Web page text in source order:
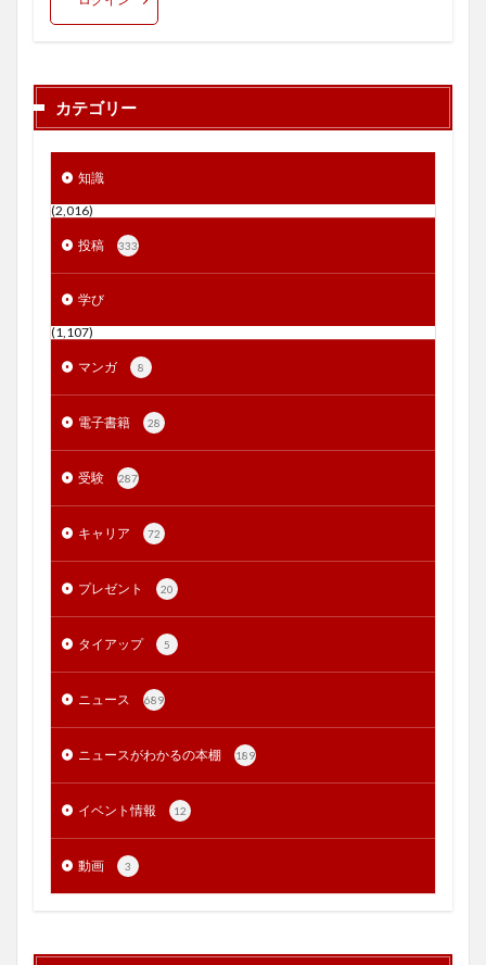
カテゴリー
知識
(2,016)
投稿 333
学び
(1,107)
マンガ 8
電子書籍 28
受験 287
キャリア 72
プレゼント 20
タイアップ 5
ニュース 689
ニュースがわかるの本棚 189
イベント情報 12
動画 3